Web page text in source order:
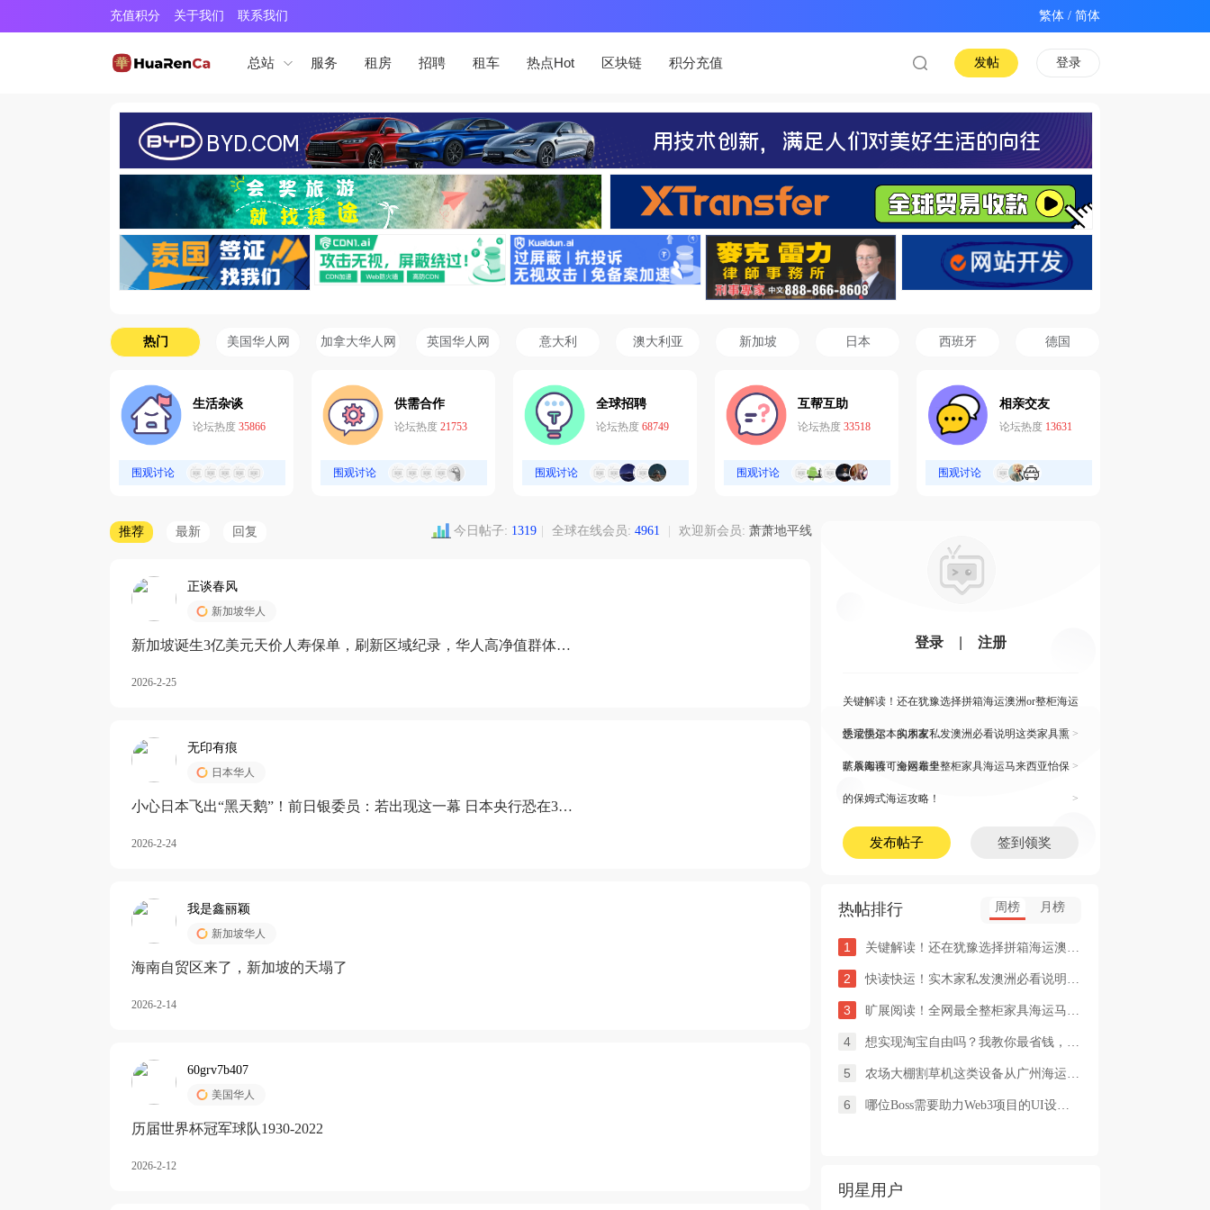
充值积分 关于我们 联系我们 /
总站 服务 租房 招聘 租车 热点Hot 区块链 积分充值 登录
发帖
热门 美国华人网 加拿大华人网 英国华人网 意大利 澳大利亚 新加坡 日本 西班牙 德国
生活杂谈
论坛热度 35866
围观讨论
供需合作
论坛热度 21753
围观讨论
全球招聘
论坛热度 68749
围观讨论
互帮互助
论坛热度 33518
围观讨论
相亲交友
论坛热度 13631
围观讨论
推荐 最新 回复 今日帖子: 1319 全球在线会员: 4961 欢迎新会员: 萧萧地平线
正谈春风
新加坡华人
新加坡诞生3亿美元天价人寿保单，刷新区域纪录，华人高净值群体成
2026-2-25
无印有痕
日本华人
小心日本飞出“黑天鹅”！前日银委员：若出现这一幕 日本央行恐在3月
2026-2-24
我是鑫丽颖
新加坡华人
海南自贸区来了，新加坡的天塌了
2026-2-14
60grv7b407
美国华人
历届世界杯冠军球队1930-2022
2026-2-12
登录 注册
关键解读！还在犹豫选择拼箱海运澳洲or整柜海运
悉尼墨尔本的朋友 >
快读快运！实木家私发澳洲必看说明这类家具熏
蒸杀毒再可海运布里 >
旷展阅读！全网最全整柜家具海运马来西亚怡保
的保姆式海运攻略！ >
发布帖子 签到领奖
热帖排行 周榜 月榜
1 关键解读！还在犹豫选择拼箱海运澳洲or整柜海运悉尼墨尔本的朋友
2 快读快运！实木家私发澳洲必看说明这类家具熏蒸杀毒再可海运布里
3 旷展阅读！全网最全整柜家具海运马来西亚怡保的保姆式海运攻略！
4 想实现淘宝自由吗？我教你最省钱，最方便的方法
5 农场大棚割草机这类设备从广州海运到澳洲堪培拉过海关需要提供什
6 哪位Boss需要助力Web3项目的UI设计，或qian
明星用户